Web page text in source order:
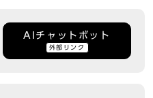
AIチャットボット
外部リンク